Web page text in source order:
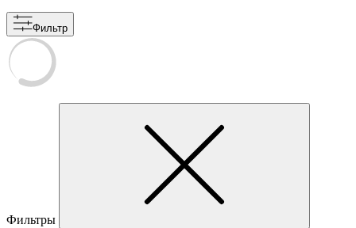
Фильтр
Фильтры